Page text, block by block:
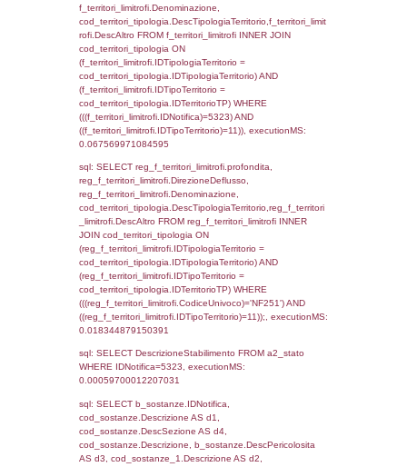
((f_territori_limitrofi.IDTipoTerritorio)=4)),
0.071884155273438
sql: SELECT f_territori_limitrofi.Distanza,
f_territori_limitrofi.Direzione,
f_territori_limitrofi.Denominazione,
f_territori_limitrofi.DescAltro FROM
JOIN cod_territori_tipologia ON
(f_territori_limitrofi.IDTipologiaTerritorio =
cod_territori_tipologia.IDTipologiaTerritorio)
(f_territori_limitrofi.IDTipoTerritorio =
cod_territori_tipologia.IDTerritorioTP)
(((f_territori_limitrofi.IDNotifica)=5323) AND
((f_territori_limitrofi.IDTipoTerritorio)=5)),
0.070864200592041
sql: SELECT f_territori_limitrofi.Distanza,
f_territori_limitrofi.Direzione,
rofi.DescAltro FROM f_territori_limitrofi
cod_territori_tipologia ON